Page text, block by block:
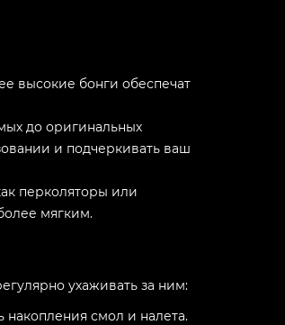
высокие бонги обеспечат
до оригинальных
и подчеркивать ваш
перколяторы или
мягким.
ухаживать за ним:
смол и налета.